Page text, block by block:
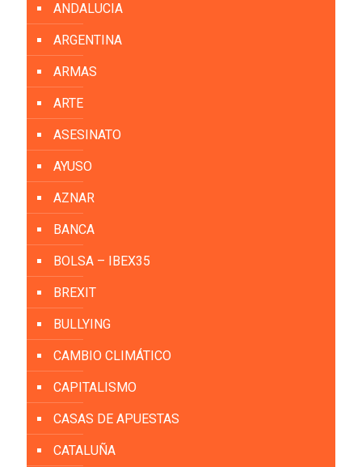
ANDALUCIA
ARGENTINA
ARMAS
ARTE
ASESINATO
AYUSO
AZNAR
BANCA
BOLSA – IBEX35
BREXIT
BULLYING
CAMBIO CLIMÁTICO
CAPITALISMO
CASAS DE APUESTAS
CATALUÑA